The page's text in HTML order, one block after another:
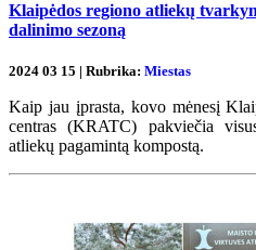
Klaipėdos regiono atliekų
dalinimo sezoną
2024 03 15 | Rubrika: Miestas
Kaip jau įprasta, kovo mėnesį
centras (KRATC) pakviečia
atliekų pagamintą kompostą.